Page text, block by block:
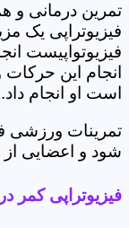
تمرین درمانی و
فیزیوتراپی یک
فیزیوتواپیست
انجام این
است او انجام داد.
تمرینات ورزشی
شود و اعضایی
فیزیوتراپی کمر